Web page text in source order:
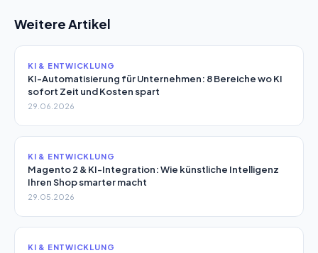
Weitere Artikel
KI & ENTWICKLUNG
KI-Automatisierung für Unternehmen: 8 Bereiche wo KI
sofort Zeit und Kosten spart
29.06.2026
KI & ENTWICKLUNG
Magento 2 & KI-Integration: Wie künstliche Intelligenz
Ihren Shop smarter macht
29.05.2026
KI & ENTWICKLUNG